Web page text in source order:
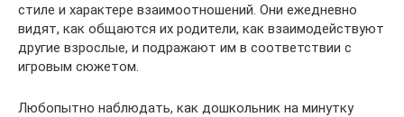
стиле и характере взаимоотношений. Они ежедневно
видят, как общаются их родители, как взаимодействуют
другие взрослые, и подражают им в соответствии с
игровым сюжетом.
Любопытно наблюдать, как дошкольник на минутку